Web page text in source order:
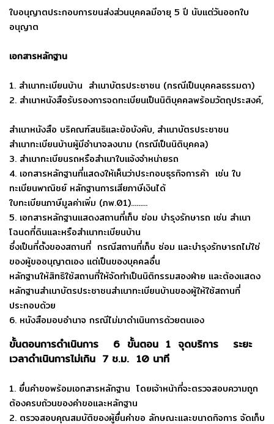
ใบอนุญาตประกอบการขนส่งส่วนบุคคลมีอายุ 5 ปี นับแต่วันออกใบ
อนุญาต
เอกสารหลักฐาน
1. สำเนาทะเบียนบ้าน สำเนาบัตรประชาชน (กรณีเป็นบุคคลธรรมดา)
2. สำเนาหนังสือรับรองการจดทะเบียนเป็นนิติบุคคลพร้อมวัตถุประสงค์,
สำเนาหนังสือ บริคณฑ์สนธิและข้อบังคับ, สำเนาบัตรประชาชน
สำเนาทะเบียนบ้านผู้มีอำนาจลงนาม (กรณีเป็นนิติบุคคล)
3. สำเนาทะเบียนรถหรือสำเนาใบแจ้งจำหน่ายรถ
4. เอกสารหลักฐานที่แสดงให้เห็นว่าประกอบธุรกิจการค้า เช่น ใบ
ทะเบียนพาณิชย์ หลักฐานการเสียภาษีเงินได้
ใบทะเบียนภาษีมูลค่าเพิ่ม (ภพ.01).........
5. เอกสารหลักฐานแสดงสถานที่เก็บ ซ่อม บำรุงรักษารถ เช่น สำเนา
โฉนดที่ดินและหรือสำเนาทะเบียนบ้าน
ซึ่งเป็นที่ตั้งของสถานที่ กรณีสถานที่เก็บ ซ่อม และบำรุงรักษารถไม่ใช่
ของผู้ขออนุญาตเอง แต่เป็นของบุคคลอื่น
หลักฐานให้สิทธิใช้สถานที่ให้จัดทำเป็นนิติกรรมสองฝ่าย และต้องแสดง
หลักฐานสำเนาบัตรประชาชนสำเนาทะเบียนบ้านของผู้ให้ใช้สถานที่
ประกอบด้วย
6. หนังสือมอบอำนาจ กรณีไม่มาดำเนินการด้วยตนเอง
ขั้นตอนการดำเนินการ 6 ขั้นตอน 1 จุดบริการ ระยะ
เวลาดำเนินการไม่เกิน 7 ช.ม. 10 นาที
1. ยื่นคำขอพร้อมเอกสารหลักฐาน โดยเจ้าหน้าที่จะตรวจสอบความถูก
ต้องครบถ้วนของคำขอและหลักฐาน
2. ตรวจสอบคุณสมบัติของผู้ยื่นคำขอ ลักษณะและขนาดกิจการ จัดเก็บ